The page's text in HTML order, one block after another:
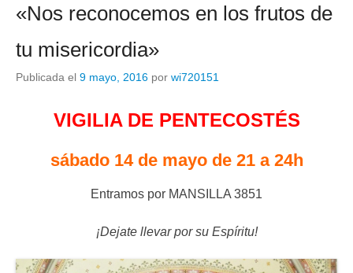
«Nos reconocemos en los frutos de
tu misericordia»
Publicada el 9 mayo, 2016 por wi720151
VIGILIA DE PENTECOSTÉS
sábado 14 de mayo de 21 a 24h
Entramos por MANSILLA 3851
¡Dejate llevar por su Espíritu!